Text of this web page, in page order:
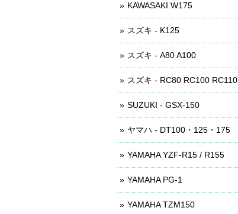
KAWASAKI W175
スズキ - K125
スズキ - A80 A100
スズキ - RC80 RC100 RC110
SUZUKI - GSX-150
ヤマハ - DT100・125・175
YAMAHA YZF-R15 / R155
YAMAHA PG-1
YAMAHA TZM150